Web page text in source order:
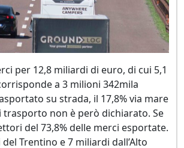
per 12,8 miliardi di euro, di cui 5,1
a 3 milioni 342mila
su strada, il 17,8% via mare
trasporto non è però dichiarato. Se
del 73,8% delle merci esportate.
Trentino e 7 miliardi dall’Alto